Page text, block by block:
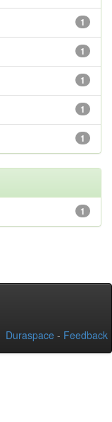
1
1
1
1
1
1
Duraspace - Feedback